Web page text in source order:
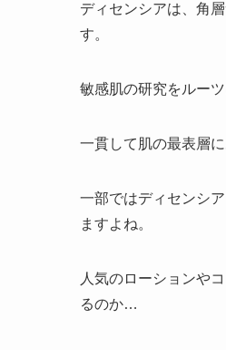
ディセンシアは、角
す。
敏感肌の研究をルー
一貫して肌の最表層
一部ではディセンシ
ますよね。
人気のローションや
るのか…